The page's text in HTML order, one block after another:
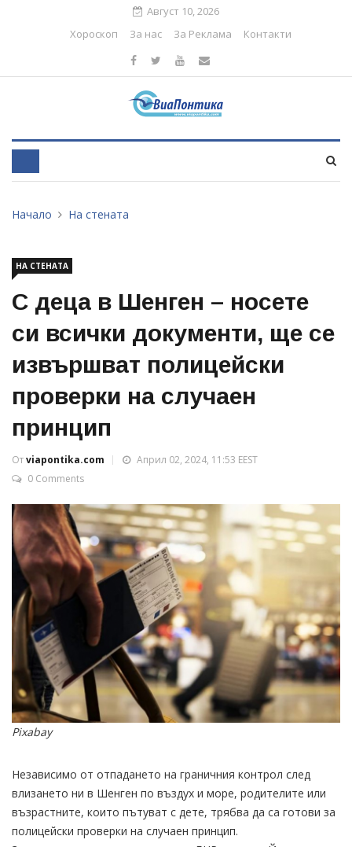
Август 10, 2026
Хороскоп
За нас За Реклама Контакти
Начало На стената
НА СТЕНАТА
С деца в Шенген – носете
си всички документи, ще се
извършват полицейски
проверки на случаен
принцип
Отviapontika.com
Април 02, 2024, 11:53 EEST
0 Comments
Pixabay
Независимо от отпадането на граничния контрол след
влизането ни в Шенген по въздух и море, родителите или
възрастните, които пътуват с дете, трябва да са готови за
полицейски проверки на случаен принцип.